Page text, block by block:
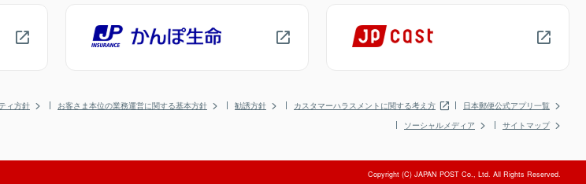
ィ方針 お客さま本位の業務運営に関する基本方針 勧誘方針 カスタマーハラスメントに関する考え方
日本郵便公式アプリ一覧
ソーシャルメディア
サイトマップ
Copyright (C) JAPAN POST Co., Ltd. All Rights Reserved.